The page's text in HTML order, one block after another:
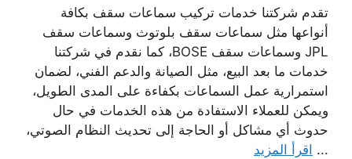
تقدم شركتنا خدمات تركيب سماعات سقف بكافة
أنواعها مثل سماعات سقف بلوتوث وسماعات سقف
JPL وسماعات سقف BOSE، كما نقدم في شركتنا
خدمات ما بعد البيع، مثل الصيانة والدعم الفني، لضمان
استمرارية عمل السماعات بكفاءة على المدى الطويل،
ويمكن للعملاء الاستفادة من هذه الخدمات في حال
حدوث أي مشاكل أو الحاجة إلى تحديث النظام الصوتي،
... اقرأ المزيد